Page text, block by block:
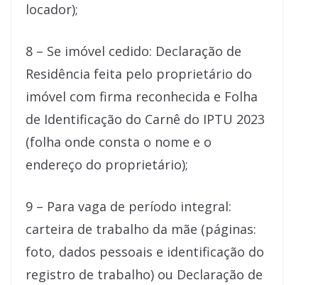
locador);
8 – Se imóvel cedido: Declaração de
Residência feita pelo proprietário do
imóvel com firma reconhecida e Folha
de Identificação do Carnê do IPTU 2023
(folha onde consta o nome e o
endereço do proprietário);
9 – Para vaga de período integral:
carteira de trabalho da mãe (páginas:
foto, dados pessoais e identificação do
registro de trabalho) ou Declaração de